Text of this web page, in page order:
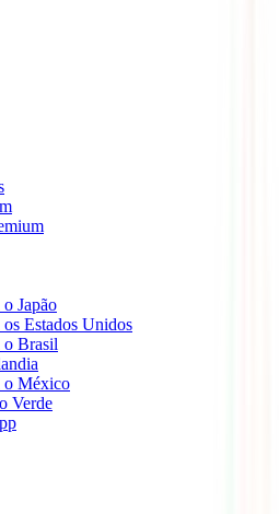
Japão
Estados Unidos
o Brasil
o México
Verde